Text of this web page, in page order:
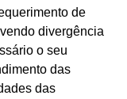
de
divergência
o seu
das
das